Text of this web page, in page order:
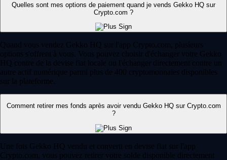
Quelles sont mes options de paiement quand je vends Gekko HQ sur
Crypto.com ?
Quand vous vendez Gekko HQ sur l'app Crypto.com, plusieurs
options s'offrent à vous. Vous pouvez choisir d'échanger votre Gekko
HQ contre de la devise fiat locale ou l'échanger directement contre un
autre actif numérique parmi plus de 400 cryptomonnaies disponibles
sur la plateforme.
Comment retirer mes fonds après avoir vendu Gekko HQ sur Crypto.com
?
Une fois Gekko HQ vendu et converti en devise fiat sur l'app
Crypto.com, vous pouvez retirer votre solde disponible directement